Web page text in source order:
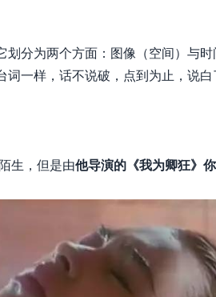
划分为两个方面：图像（空间）与时
词一样，话不说破，点到为止，说白
生，但是由他导演的《我为卿狂》